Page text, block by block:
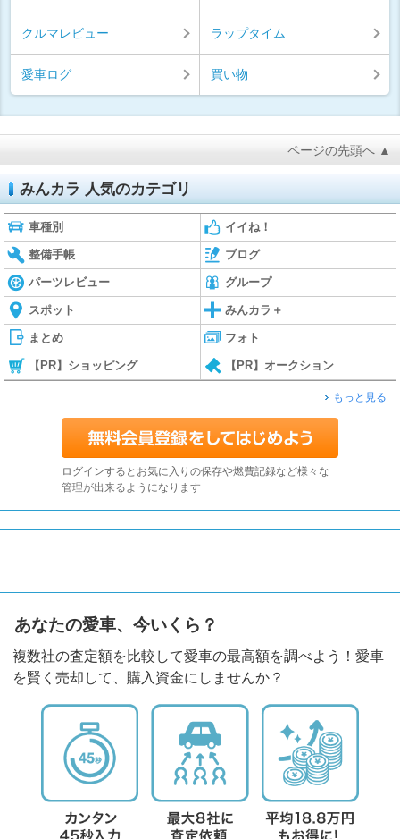
クルマレビュー ラップタイム
愛車ログ 買い物
ページの先頭へ ▲
みんカラ 人気のカテゴリ
車種別 イイね！
整備手帳 ブログ
パーツレビュー グループ
スポット みんカラ＋
まとめ フォト
【PR】ショッピング 【PR】オークション
もっと見る
ログインするとお気に入りの保存や燃費記録など様々な
管理が出来るようになります
あなたの愛車、今いくら？
複数社の査定額を比較して愛車の最高額を調べよう！愛車
を賢く売却して、購入資金にしませんか？